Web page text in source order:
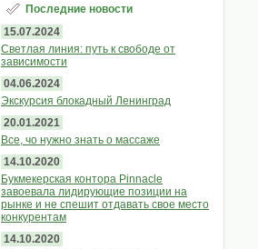
Последние новости
15.07.2024
Светлая линия: путь к свободе от
зависимости
04.06.2024
Экскурсия блокадный Ленинград
20.01.2021
Все, чо нужно знать о массаже
14.10.2020
Букмекерская контора Pinnacle
завоевала лидирующие позиции на
рынке и не спешит отдавать свое место
конкурентам
14.10.2020